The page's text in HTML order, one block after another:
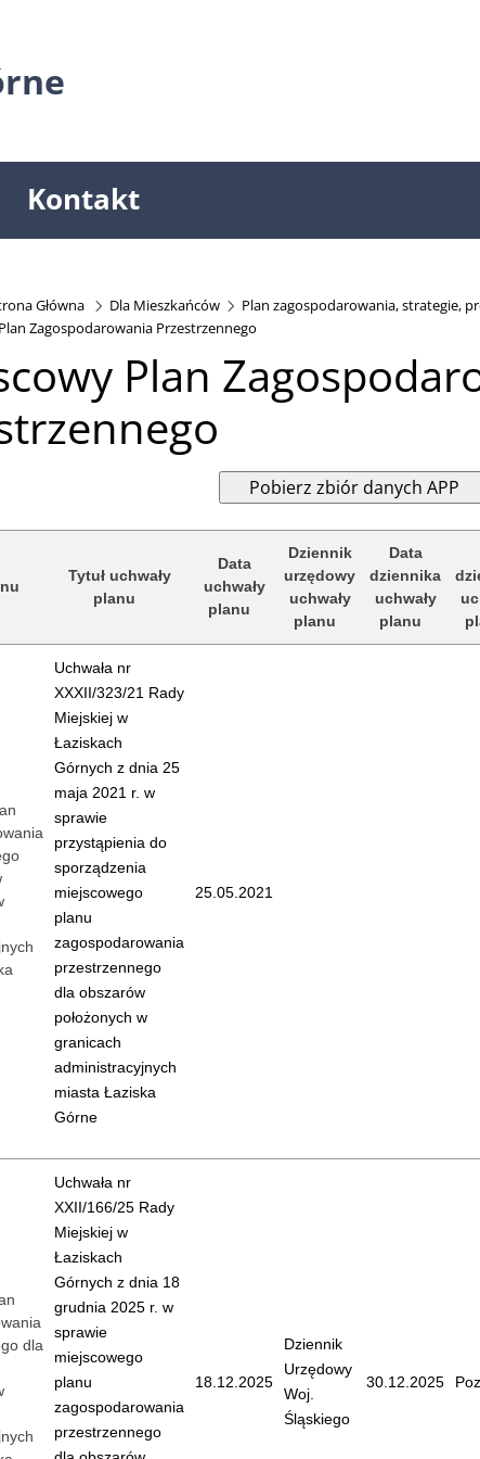
Kontakt
Główna Dla Mieszkańców
Plan zagospodarowania, strategie,
Zagospodarowania Przestrzennego
Plan
Tytuł uchwały
planu
Data
uchwały
planu
Dziennik
urzędowy
uchwały
planu
Data
dziennika
uchwały
planu
Uchwała nr
XXXII/323/21 Rady
Miejskiej w
Łaziskach
Górnych z dnia 25
maja 2021 r. w
sprawie
przystąpienia do
sporządzenia
miejscowego
planu
zagospodarowania
przestrzennego
dla obszarów
położonych w
granicach
administracyjnych
miasta Łaziska
Górne
25.05.2021
dla
Uchwała nr
XXII/166/25 Rady
Miejskiej w
Łaziskach
Górnych z dnia 18
grudnia 2025 r. w
sprawie
miejscowego
planu
zagospodarowania
przestrzennego
18.12.2025
Dziennik
Urzędowy
Woj.
Śląskiego
30.12.2025